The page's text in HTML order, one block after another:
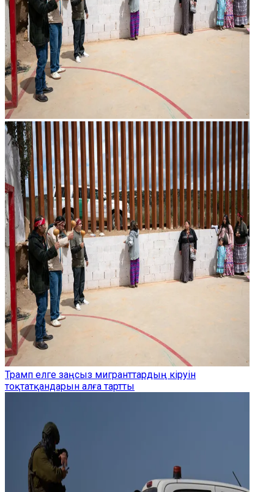
Трамп елге заңсыз мигранттардың кіруін
тоқтатқандарын алға тартты